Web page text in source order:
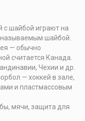
с шайбой играют на
шайбой.
— обычно
считается Канада.
Чехии и др.
— хоккей в зале,
и пластмассовым
мячи, защита для